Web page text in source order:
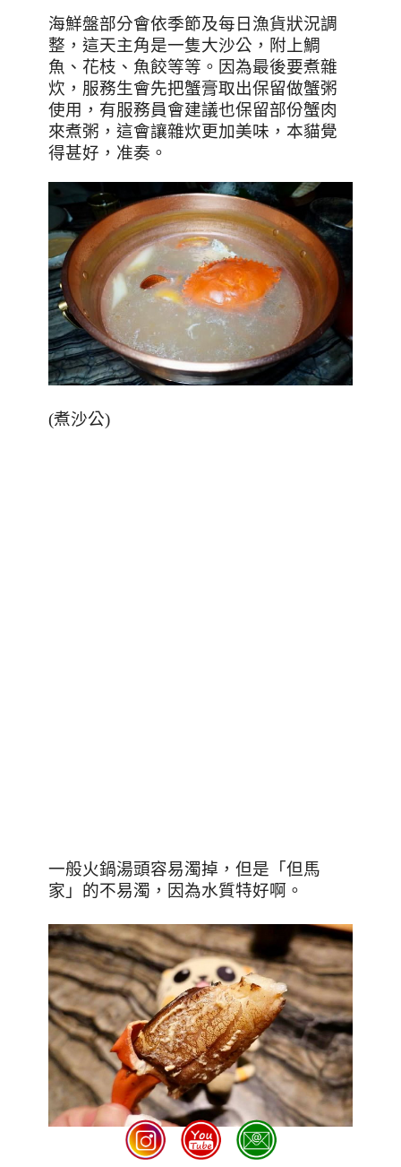
海鮮盤部分會依季節及每日漁貨狀況調
整，這天主角是一隻大沙公，附上鯛
魚、花枝、魚餃等等。因為最後要煮雜
炊，服務生會先把蟹膏取出保留做蟹粥
使用，有服務員會建議也保留部份蟹肉
來煮粥，這會讓雜炊更加美味，本貓覺
得甚好，准奏。
(煮沙公)
一般火鍋湯頭容易濁掉，但是「但馬
家」的不易濁，因為水質特好啊。